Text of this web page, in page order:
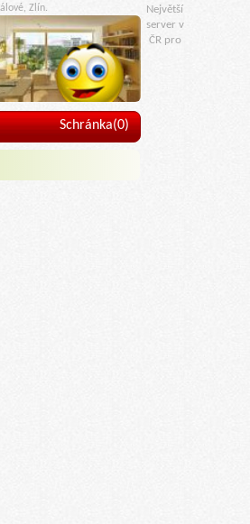
Zlín.
Schránka(0)
Největší
server v
ČR pro